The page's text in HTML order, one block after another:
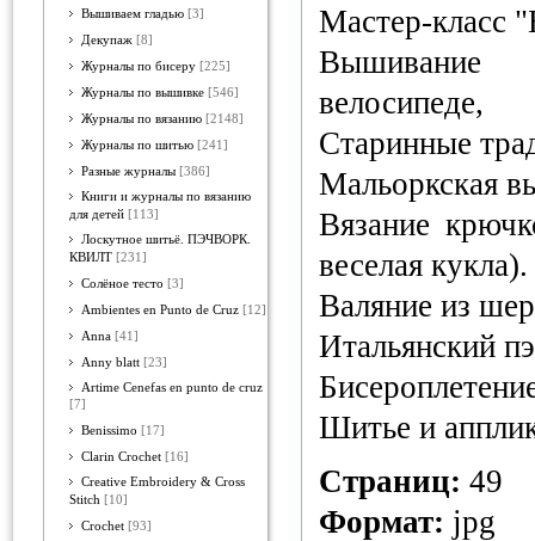
Вышиваем гладью [3]
Декупаж [8]
Журналы по бисеру [225]
Журналы по вышивке [546]
Журналы по вязанию [2148]
Журналы по шитью [241]
Разные журналы [386]
Книги и журналы по вязанию
для детей [113]
Лоскутное шитьё. ПЭЧВОРК.
КВИЛТ [231]
Солёное тесто [3]
Ambientes en Punto de Cruz [12]
Anna [41]
Anny blatt [23]
Artime Cenefas en punto de cruz
[7]
Benissimo [17]
Clarin Crochet [16]
Creative Embroidery & Cross
Stitch [10]
Crochet [93]
Мастер-класс
Вышивание
Старинные
Мальоркская
Вязание
веселая кукла).
Валяние из
Итальянский
Шитье и
Страниц: 49
Формат: jpg